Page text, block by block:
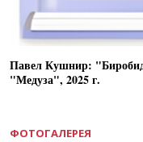
Павел Кушнир:
"Медуза", 2025 г.
ФОТОГАЛЕРЕЯ